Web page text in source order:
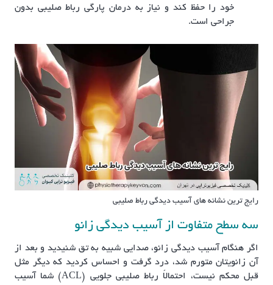
خود را حفظ کند و نیاز به درمان پارگی رباط صلیبی بدون
جراحی است.
رایج ترین نشانه های آسیب دیدگی رباط صلیبی
سه سطح متفاوت از آسیب دیدگی زانو
اگر هنگام آسیب دیدگی زانو، صدایی شبیه به تق شنیدید و بعد از
آن زانویتان متورم شد، درد گرفت و احساس کردید که دیگر مثل
قبل محکم نیست، احتمالاً رباط صلیبی جلویی (ACL) شما آسیب